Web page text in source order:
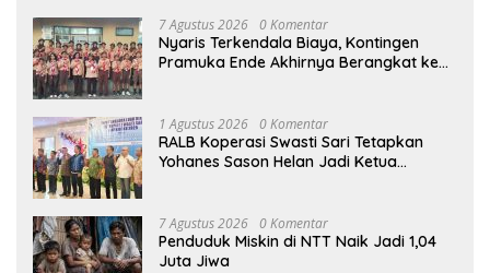
7 Agustus 2026 0 Komentar
Nyaris Terkendala Biaya, Kontingen
Pramuka Ende Akhirnya Berangkat ke
1 Agustus 2026 0 Komentar
RALB Koperasi Swasti Sari Tetapkan
Yohanes Sason Helan Jadi Ketua
7 Agustus 2026 0 Komentar
Penduduk Miskin di NTT Naik Jadi 1,04
Juta Jiwa